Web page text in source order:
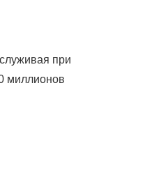
при
миллионов